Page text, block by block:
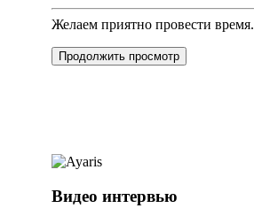
Желаем приятно провести время.
Продолжить просмотр
Видео интервью